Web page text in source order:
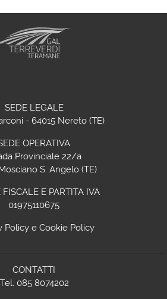
SEDE LEGALE
- 64015 Nereto (TE)
OPERATIVA
Provinciale 22/a
S. Angelo (TE)
FISCALE E PARTITA IVA
01975110675
Policy e Cookie Policy
CONTATTI
Tel. 085 8074202